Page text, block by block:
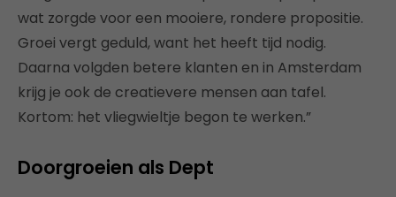
wat zorgde voor een mooiere, rondere propositie.
Groei vergt geduld, want het heeft tijd nodig.
Daarna volgden betere klanten en in Amsterdam
krijg je ook de creatievere mensen aan tafel.
Kortom: het vliegwieltje begon te werken.”
Doorgroeien als Dept